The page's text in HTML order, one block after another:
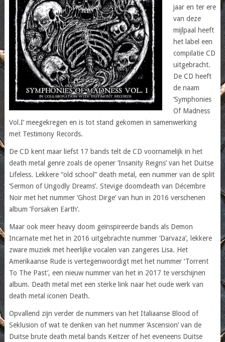
jaar en ter ere
van deze
mijlpaal heeft
het label een
compilatie CD
uitgebracht.
De CD heeft
de naam
‘Symphonies
Of Madness
Vol.I’ meegekregen en is tot stand gekomen in samenwerking
met Testimony Records.
De CD kent maar liefst 17 bands telt de CD voornamelijk in het
death metal genre zoals de opener ‘Insanity Reigns’ van het Duitse
Lifeless. Lekkere “old school” death metal, een nummer van de split
‘Sermon of Ungodly Dreams’. Stevige doomdeath van Décembre
Noir met het nummer ‘Ghost Dirge’ van hun in 2016 verschenen
album ‘Forsaken Earth’.
Maar ook meer heavy doom geïnspireerde bands als Demon
Incarnate met het in 2016 uitgebrachte nummer ‘Darvaza’, lekkere
zware muziek met heerlijke vocalen van zangeres Lisa. Het
Amerikaanse Rude is vertegenwoordigt met het nummer ‘Torrent
To The Past’, een nieuw nummer van het in 2017 te verschijnen
album. Death metal met een sterke link naar het oude werk van
death metal iconen Death.
Opvallend zijn verder de nummers van het Italiaanse Blood of
Seklusion of wat te denken van het nummer ‘Ascension’ van de
Duitse brute death metal bands Keitzer of het eveneens Duitse